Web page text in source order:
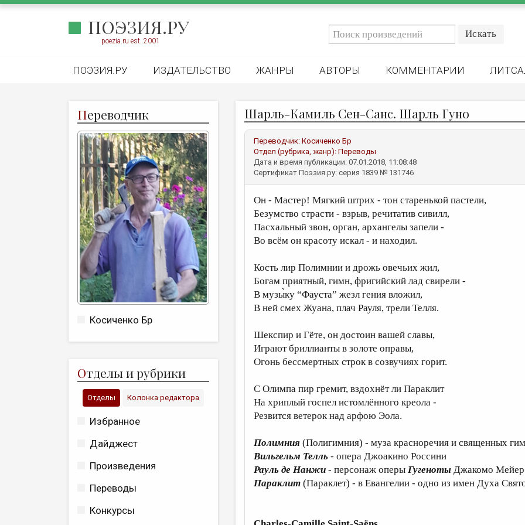
ПОЭЗИЯ.РУ
poezia.ru est. 2001
ПОЭЗИЯ.РУ ИЗДАТЕЛЬСТВО ЖАНРЫ АВТОРЫ КОММЕНТАРИИ
Переводчик
Косиченко Бр
Отделы и рубрики
Отделы Колонка редактора
Избранное
Дайджест
Произведения
Переводы
Конкурсы
Шарль-Камиль Сен-Санс. Шарль Гуно
Переводчик: Косиченко Бр
Отдел (рубрика, жанр): Переводы
Дата и время публикации: 07.01.2018, 11:08:48
Сертификат Поэзия.ру: серия 1839 № 131746
Он - Мастер! Мягкий штрих - тон старенькой пастели,
Безумство страсти - взрыв, речитатив сивилл,
Пасхальный звон, орган, архангелы запели -
Во всём он красоту искал - и находил.
Кость лир Полимнии и дрожь овечьих жил,
Богам приятный, гимн, фригийский лад свирели -
В музы̀ку “Фауста” жезл гения вложил,
В ней смех Жуана, плач Рауля, трели Телля.
Шекспир и Гёте, он достоин вашей славы,
Играют бриллианты в золоте оправы,
Огонь бессмертных строк в созвучиях горит.
С Олимпа пир гремит, вздохнёт ли Параклит
На хриплый госпел истомлённого креола -
Резвится ветерок над арфою Эола.
Полимния (Полигимния) - муза красноречия и священных
Вильгельм Телль - опера Джоакино Россини
Рауль де Нанжи - персонаж оперы Гугеноты Джакомо
Параклит (Параклет) - в Евангелии - одно из имен Духа